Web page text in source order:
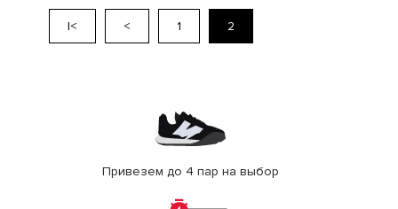
|< < 1 2
Привезем до 4 пар на выбор